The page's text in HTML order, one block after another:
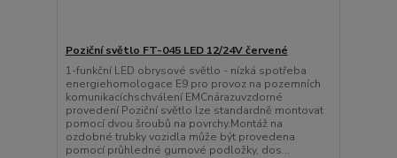
Poziční světlo FT-045 LED 12/24V červené
1-funkční LED obrysové světlo - nízká spotřeba
energiehomologace E9 pro provoz na pozemních
komunikacíchschválení EMCnárazuvzdorné
provedení Poziční světlo lze standardně montovat
pomocí dvou šroubů na povrchy.Montáž na
ozdobné trubky vozidla může být provedena
pomocí průhledné gumové podložky, dos...